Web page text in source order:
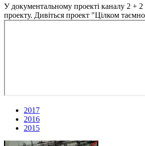
У документальному проекті каналу 2 +
проекту. Дивіться проект "Цілком
2017
2016
2015